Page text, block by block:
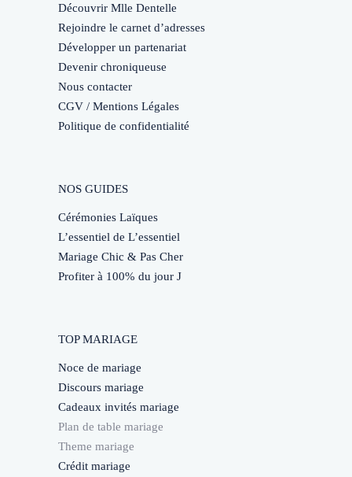
Découvrir Mlle Dentelle
Rejoindre le carnet d’adresses
Développer un partenariat
Devenir chroniqueuse
Nous contacter
CGV / Mentions Légales
Politique de confidentialité
NOS GUIDES
Cérémonies Laïques
L’essentiel de L’essentiel
Mariage Chic & Pas Cher
Profiter à 100% du jour J
TOP MARIAGE
Noce de mariage
Discours mariage
Cadeaux invités mariage
Plan de table mariage
Theme mariage
Crédit mariage